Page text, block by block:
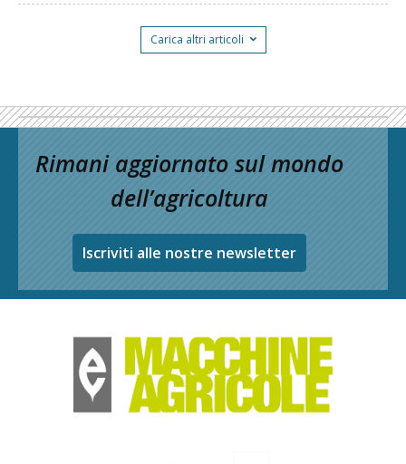
Carica altri articoli
Rimani aggiornato sul mondo
dell’agricoltura
Iscriviti alle nostre newsletter